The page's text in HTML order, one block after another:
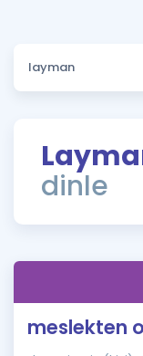
Sözlük
Rehberlik
ÖSYM Sınav
İngilizce
Hakkımızda
dinle
meslekten